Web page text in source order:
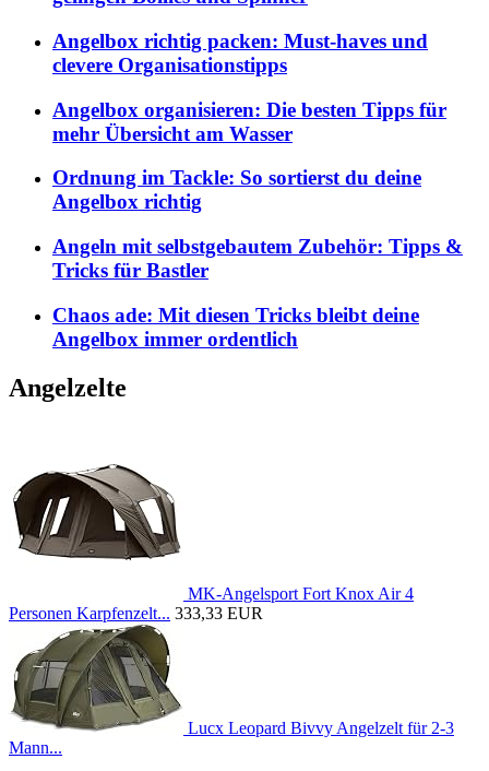
Angelbox richtig packen: Must-haves und
clevere Organisationstipps
Angelbox organisieren: Die besten Tipps für
mehr Übersicht am Wasser
Ordnung im Tackle: So sortierst du deine
Angelbox richtig
Angeln mit selbstgebautem Zubehör: Tipps &
Tricks für Bastler
Chaos ade: Mit diesen Tricks bleibt deine
Angelbox immer ordentlich
Angelzelte
MK-Angelsport Fort Knox Air 4
Personen Karpfenzelt... 333,33 EUR
Lucx Leopard Bivvy Angelzelt für 2-3
Mann...